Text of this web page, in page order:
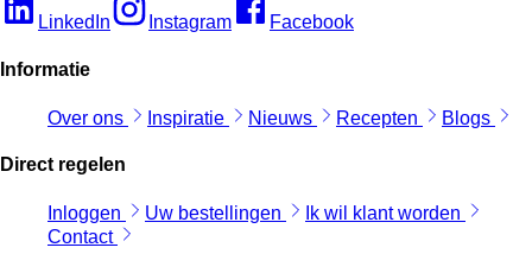
LinkedIn Instagram Facebook
Informatie
Over ons Inspiratie Nieuws Recepten Blogs
Direct regelen
Inloggen Uw bestellingen
Ik wil klant worden
Contact